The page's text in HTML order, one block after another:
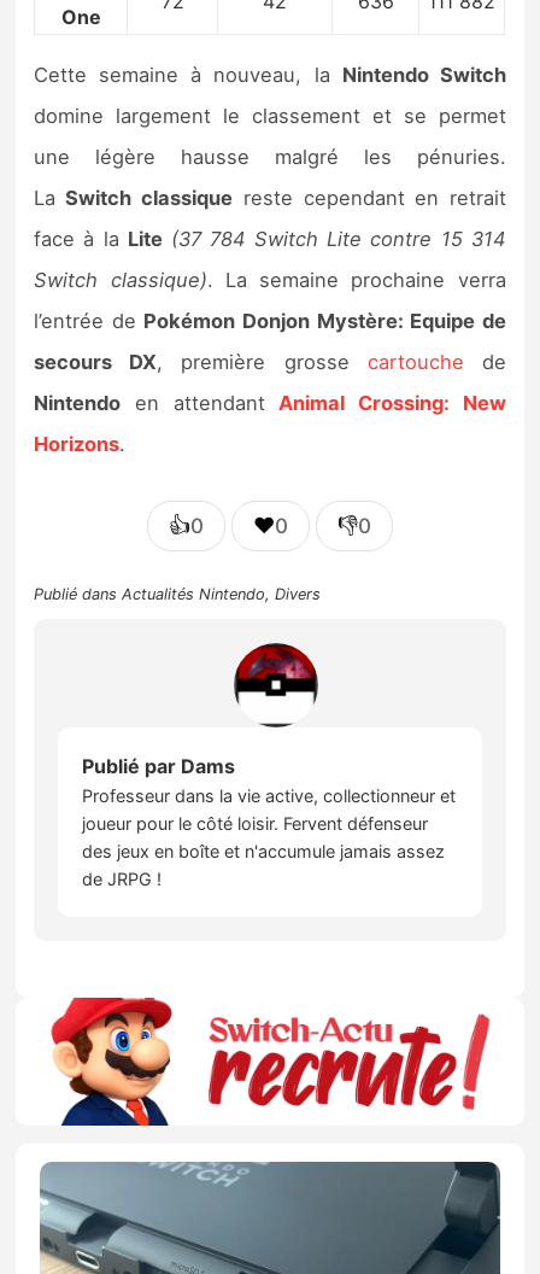
One
Cette semaine à nouveau, la Nintendo Switch
domine largement le classement et se permet
une légère hausse malgré les pénuries.
La Switch classique reste cependant en retrait
face à la Lite (37 784 Switch Lite contre 15 314
Switch classique). La semaine prochaine verra
l’entrée de Pokémon Donjon Mystère: Equipe de
secours DX, première grosse cartouche de
Nintendo en attendantAnimal Crossing: New
Horizons.
👍0 ❤️0 👎0
Publié dansActualités Nintendo,Divers
Publié par Dams
Professeur dans la vie active, collectionneur et
joueur pour le côté loisir. Fervent défenseur
des jeux en boîte et n'accumule jamais assez
de JRPG !